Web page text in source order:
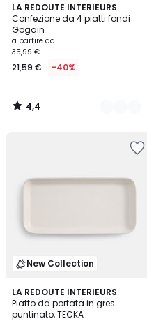
LA REDOUTE INTERIEURS
Confezione da 4 piatti fondi
Gogain
Prezzo
a
partire
21,59
€
40%
applicato.
a partire da
35,99 €
21,59 € -40%
4,4
/ 5
3
Colori
4,4
/
New Collection
LA REDOUTE INTERIEURS
Piatto da portata in gres
puntinato, TECKA